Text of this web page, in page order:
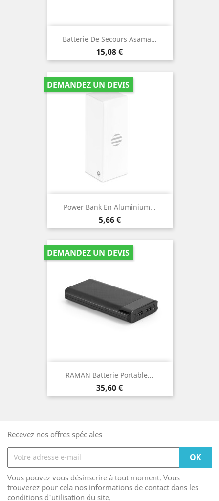
Batterie De Secours Asama...
Prix
15,08 €
Power Bank En Aluminium...
Prix
5,66 €
DEMANDEZ UN DEVIS
RAMAN Batterie Portable...
Prix
35,60 €
DEMANDEZ UN DEVIS
Recevez nos offres spéciales
Vous pouvez vous désinscrire à tout moment. Vous
trouverez pour cela nos informations de contact dans les
conditions d'utilisation du site.